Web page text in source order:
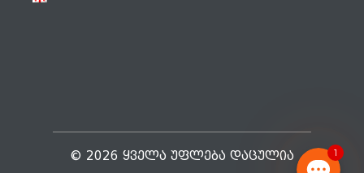
© 2026 ᲧᲕᲔᲚᲐ ᲣᲤᲚᲔᲑᲐ ᲓᲐᲪᲣᲚᲘᲐ 1